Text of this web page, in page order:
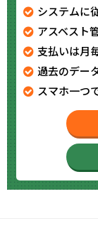
システムに
アスベスト
支払いは月
過去のデー
スマホ一つ